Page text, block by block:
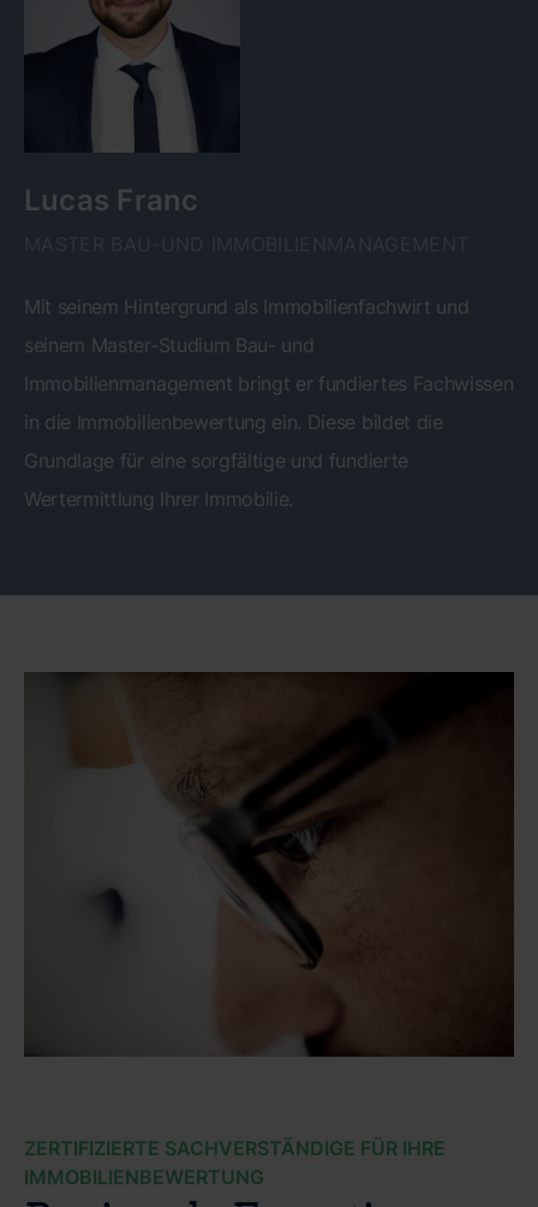
Lucas Franc
Mit seinem Hintergrund als Immobilienfachwirt und
seinem Master-Studium Bau- und
Immobilienmanagement bringt er fundiertes Fachwissen
in die Immobilienbewertung ein. Diese bildet die
Grundlage für eine sorgfältige und fundierte
Wertermittlung Ihrer Immobilie.
ZERTIFIZIERTE SACHVERSTÄNDIGE FÜR IHRE
IMMOBILIENBEWERTUNG